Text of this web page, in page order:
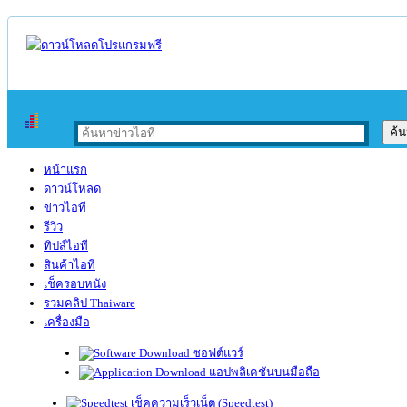
หน้าแรก
ดาวน์โหลด
ข่าวไอที
รีวิว
ทิปส์ไอที
สินค้าไอที
เช็ครอบหนัง
รวมคลิป Thaiware
เครื่องมือ
ซอฟต์แวร์
แอปพลิเคชันบนมือถือ
เช็คความเร็วเน็ต (Speedtest)